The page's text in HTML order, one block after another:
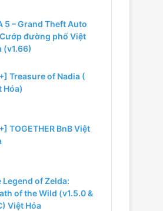
5 – Grand Theft Auto
Cướp đường phố Việt
(v1.66)
Treasure of Nadia (
Hóa)
TOGETHER BnB Việt
Legend of Zelda:
of the Wild (v1.5.0 &
Việt Hóa